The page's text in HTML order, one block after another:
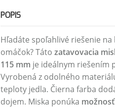
POPIS
Hľadáte spoľahlivé riešenie
omáčok? Táto zatavovacia
115 mm je ideálnym riešením
Vyrobená z odolného
teploty jedla. Čierna farba
dojem. Miska ponúka